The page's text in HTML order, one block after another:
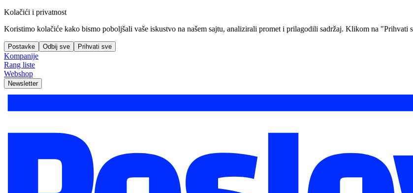
Kolačići i privatnost
Koristimo kolačiće kako bismo poboljšali vaše iskustvo na našem sajtu, analizirali promet i prilagodili sadržaj. Klikom na "Prihvati
Postavke Odbij sve Prihvati sve
Kompanije
Rang liste
Webshop
Newsletter